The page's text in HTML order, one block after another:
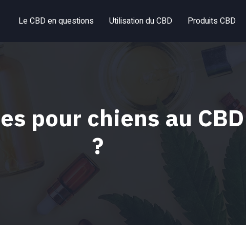
Le CBD en questions Utilisation du CBD Produits CBD
pour chiens au
?